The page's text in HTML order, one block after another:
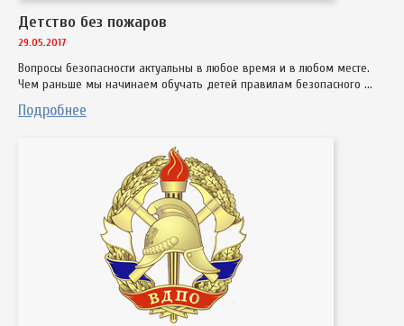
Детство без пожаров
29.05.2017
Вопросы безопасности актуальны в любое время и в любом месте.
Чем раньше мы начинаем обучать детей правилам безопасного ...
Подробнее